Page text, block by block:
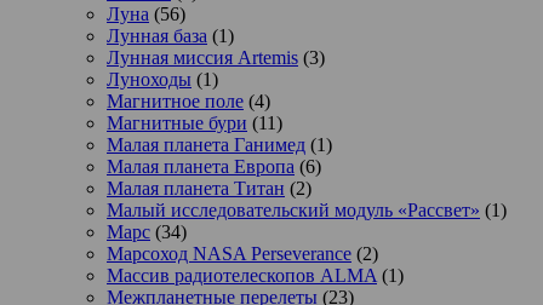
Луна (56)
Лунная база (1)
Лунная миссия Artemis (3)
Луноходы (1)
Магнитное поле (4)
Магнитные бури (11)
Малая планета Ганимед (1)
Малая планета Европа (6)
Малая планета Титан (2)
Малый исследовательский модуль «Рассвет» (1)
Марс (34)
Марсоход NASA Perseverance (2)
Массив радиотелескопов ALMA (1)
Межпланетные перелеты (23)